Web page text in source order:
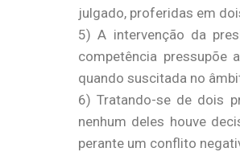
julgado, proferidas em
5) A intervenção da
competência pressupõe
quando suscitada no
6) Tratando-se de dois
nenhum deles houve
perante um conflito